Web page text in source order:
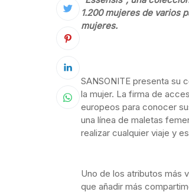
1.200 mujeres de varios
mujeres.
SANSONITE presenta su
la mujer. La firma de
europeos para conocer
una línea de maletas
realizar cualquier viaje y
Uno de los atributos más
que añadir más